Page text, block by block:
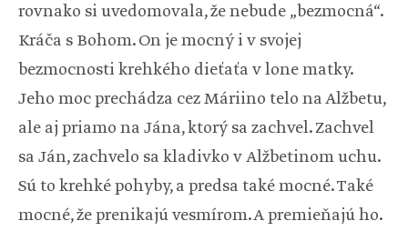
rovnako si uvedomovala, že nebude „bezmocná“.
Kráča s Bohom. On je mocný i v svojej
bezmocnosti krehkého dieťaťa v lone matky.
Jeho moc prechádza cez Máriino telo na Alžbetu,
ale aj priamo na Jána, ktorý sa zachvel. Zachvel
sa Ján, zachvelo sa kladivko v Alžbetinom uchu.
Sú to krehké pohyby, a predsa také mocné. Také
mocné, že prenikajú vesmírom. A premieňajú ho.